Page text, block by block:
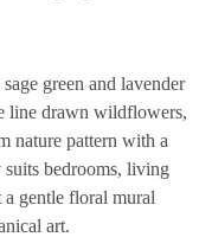
green and lavender
line drawn wildflowers,
nature pattern with a
bedrooms, living
gentle floral mural
art.